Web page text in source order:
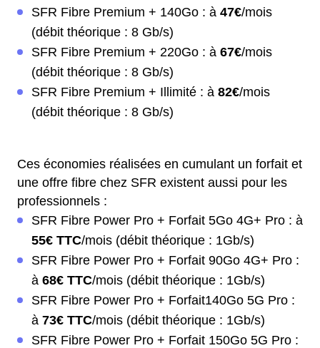
SFR Fibre Premium + 140Go : à 47€/mois
(débit théorique : 8 Gb/s)
SFR Fibre Premium + 220Go : à 67€/mois
(débit théorique : 8 Gb/s)
SFR Fibre Premium + Illimité : à 82€/mois
(débit théorique : 8 Gb/s)
Ces économies réalisées en cumulant un forfait et
une offre fibre chez SFR existent aussi pour les
professionnels :
SFR Fibre Power Pro + Forfait 5Go 4G+ Pro : à
55€ TTC/mois (débit théorique : 1Gb/s)
SFR Fibre Power Pro + Forfait 90Go 4G+ Pro :
à 68€ TTC/mois (débit théorique : 1Gb/s)
SFR Fibre Power Pro + Forfait140Go 5G Pro :
à 73€ TTC/mois (débit théorique : 1Gb/s)
SFR Fibre Power Pro + Forfait 150Go 5G Pro :